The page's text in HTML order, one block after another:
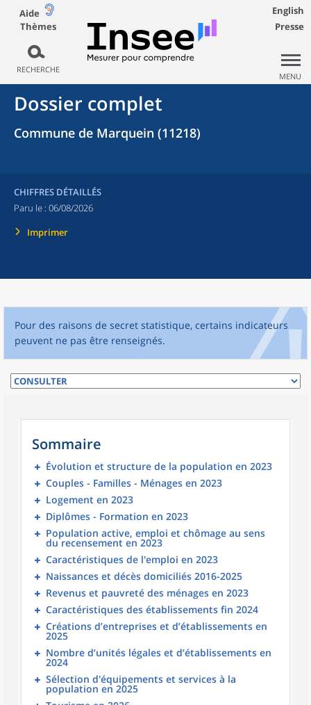
Aide
Thèmes
RECHERCHE
English
Presse
MENU
Dossier complet
Commune de Marquein (11218)
CHIFFRES DÉTAILLÉS
Paru le : 06/08/2026
Imprimer
Pour des raisons de secret statistique, certains indicateurs
peuvent ne pas être renseignés.
Sommaire
Évolution et structure de la population en 2023
Couples - Familles - Ménages en 2023
Logement en 2023
Diplômes - Formation en 2023
Population active, emploi et chômage au sens
du recensement en 2023
Caractéristiques de l'emploi en 2023
Naissances et décès domiciliés 2016-2025
Revenus et pauvreté des ménages en 2023
Caractéristiques des établissements fin 2024
Créations d’entreprises et d’établissements en
2025
Nombre d’unités légales et d’établissements en
2024
Sélection d'équipements et services à la
population en 2025